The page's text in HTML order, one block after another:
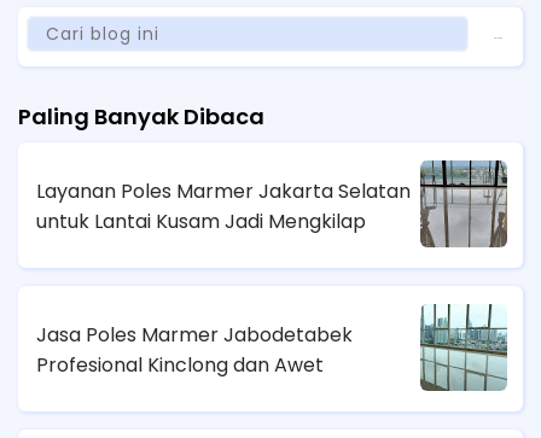
Paling Banyak Dibaca
Layanan Poles Marmer Jakarta Selatan
untuk Lantai Kusam Jadi Mengkilap
Jasa Poles Marmer Jabodetabek
Profesional Kinclong dan Awet